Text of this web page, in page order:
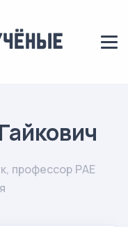
профессор РАЕ